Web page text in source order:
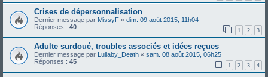
Crises de dépersonnalisation
Dernier message par MissyF « dim. 09 août 2015, 11h04
Réponses : 40 1 2 3
Adulte surdoué, troubles associés et idées reçues
Dernier message par Lullaby_Death « sam. 08 août 2015, 06h25
Réponses : 45 1 2 3 4